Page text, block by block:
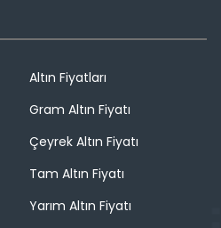
Altın Fiyatları
Gram Altın Fiyatı
Çeyrek Altın Fiyatı
Tam Altın Fiyatı
Yarım Altın Fiyatı